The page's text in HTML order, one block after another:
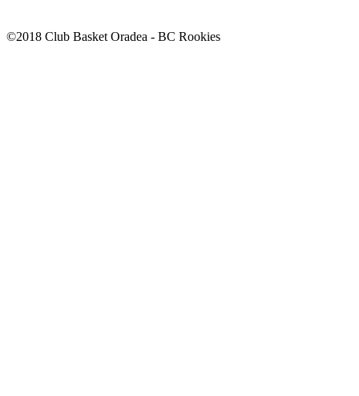
©2018 Club Basket Oradea - BC Rookies